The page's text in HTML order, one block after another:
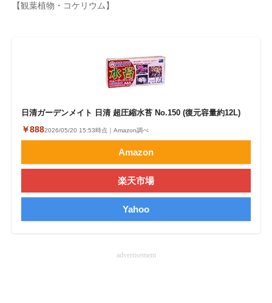
製造業のIT導入・活用を支援
エレクトロニクス専門サイト
【観葉植物・コケリウム】
日清ガーデンメイト 日清 超圧縮水苔 No.150 (復元容量約12L)
￥8882026/05/20 15:53時点｜Amazon調べ
Amazon
楽天市場
Yahoo
advertisement